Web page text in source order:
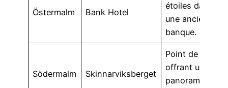
Östermalm Bank Hotel
étoiles dans
une ancienne
banque.
Södermalm Skinnarviksberget
Point de vue
offrant un
panorama